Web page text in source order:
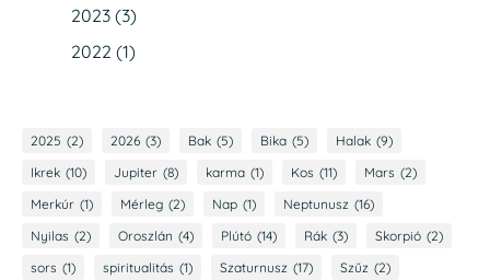
2023 (3)
2022 (1)
2025 (2) 2026 (3) Bak (5) Bika (5) Halak (9)
Ikrek (10) Jupiter (8) karma (1) Kos (11) Mars (2)
Merkúr (1) Mérleg (2) Nap (1) Neptunusz (16)
Nyilas (2) Oroszlán (4) Plútó (14) Rák (3) Skorpió (2)
sors (1) spiritualitás (1) Szaturnusz (17) Szűz (2)